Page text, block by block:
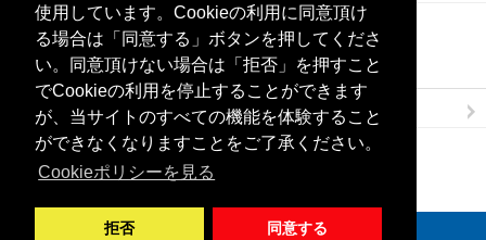
使用しています。Cookieの利用に同意頂け
る場合は「同意する」ボタンを押してくださ
い。同意頂けない場合は「拒否」を押すこと
でCookieの利用を停止することができます
が、当サイトのすべての機能を体験すること
ができなくなりますことをご了承ください。
Cookieポリシーを見る
拒否 同意する
Links
株式会社雄大工業
© 2022 - 2026 株式会社雄大工業